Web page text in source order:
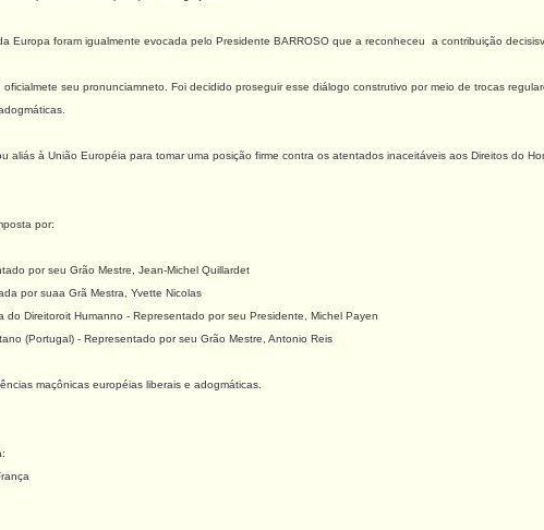
Europa foram igualmente evocada pelo Presidente BARROSO que a reconheceu a contribuição
seu pronunciamneto. Foi decidido proseguir esse diálogo construtivo por meio de trocas
aliás à União Européia para tomar uma posição firme contra os atentados inaceitáveis aos Direitos do
por:
por seu Grão Mestre, Jean-Michel Quillardet
por suaa Grã Mestra, Yvette Nicolas
do Direitoroit Humanno - Representado por seu Presidente, Michel Payen
(Portugal) - Representado por seu Grão Mestre, Antonio Reis
maçônicas européias liberais e adogmáticas.